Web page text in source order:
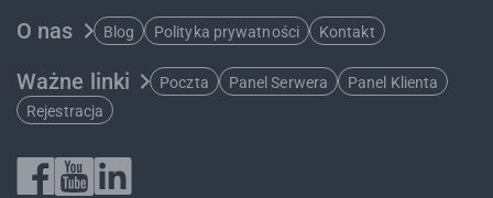
O nas Blog Polityka prywatności Kontakt
Ważne linki Poczta Panel Serwera
Panel Klienta
Rejestracja